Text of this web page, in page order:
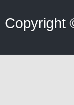
Copyright